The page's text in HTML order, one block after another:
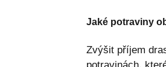
Jaké potraviny
Zvýšit příjem